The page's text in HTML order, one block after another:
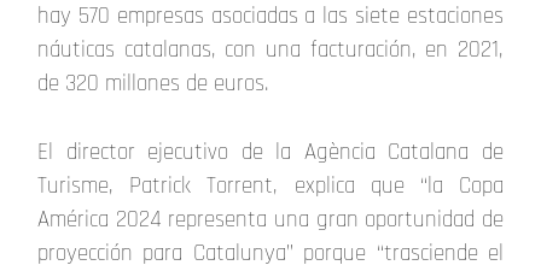
hay 570 empresas asociadas a las siete estaciones
náuticas catalanas, con una facturación, en 2021,
de 320 millones de euros.
El director ejecutivo de la Agència Catalana de
Turisme, Patrick Torrent, explica que “la Copa
América 2024 representa una gran oportunidad de
proyección para Catalunya” porque “trasciende el